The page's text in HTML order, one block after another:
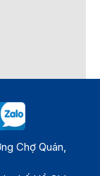
Chợ Quán,